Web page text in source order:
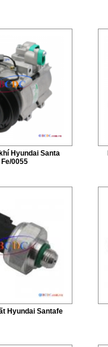
Hyundai Santa
Fe/0055
Hyundai Santafe